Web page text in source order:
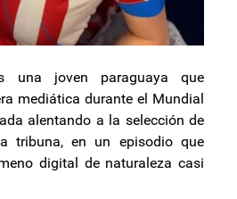
una joven paraguaya que
mediática durante el Mundial
alentando a la selección de
tribuna, en un episodio que
digital de naturaleza casi